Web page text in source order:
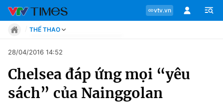
vtv.vn
Chuyên mục
Tin tức
THỂ THAO
Move
Phong cách
Sự kiện
28/04/2016 14:52
Chelsea đáp ứng mọi “yêu
sách” của Nainggolan